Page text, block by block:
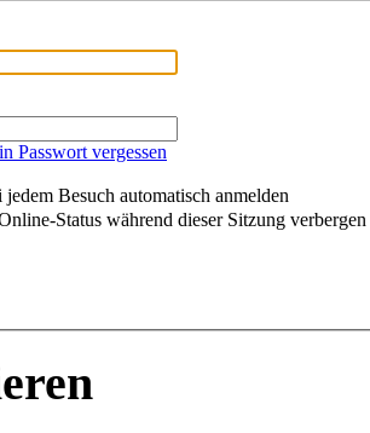
Passwort vergessen
Besuch automatisch anmelden
Status während dieser Sitzung verbergen